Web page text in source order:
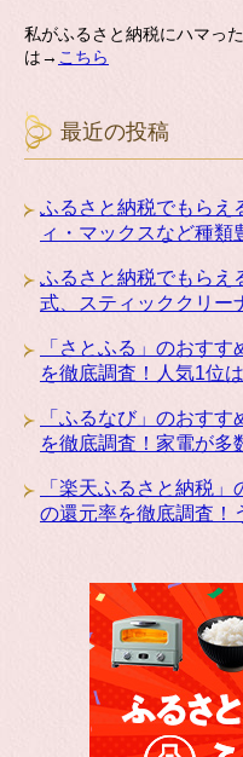
私がふるさと納税にハマっ
は→ こちら
最近の投稿
ふるさと納税でもらえ
ィ・マックスなど種類
ふるさと納税でもらえ
式、スティッククリー
「さとふる」のおす
を徹底調査！人気1位
「ふるなび」のおす
を徹底調査！家電が多
「楽天ふるさと納税
の還元率を徹底調査！